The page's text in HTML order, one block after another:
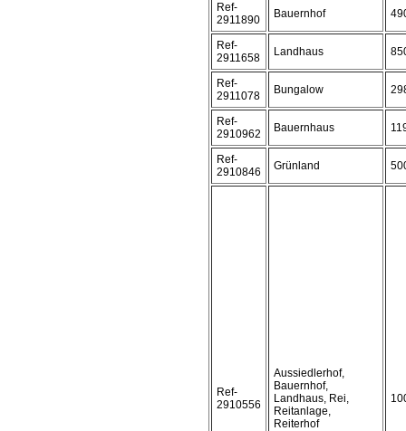
Ref-
2911890
Bauernhof
Ref-
2911658
Landhaus
Ref-
2911078
Bungalow
Ref-
2910962
Bauernhaus
Ref-
2910846
Grünland
Ref-
2910556
Aussiedlerhof,
Bauernhof,
Landhaus, Rei,
Reitanlage,
Reiterhof